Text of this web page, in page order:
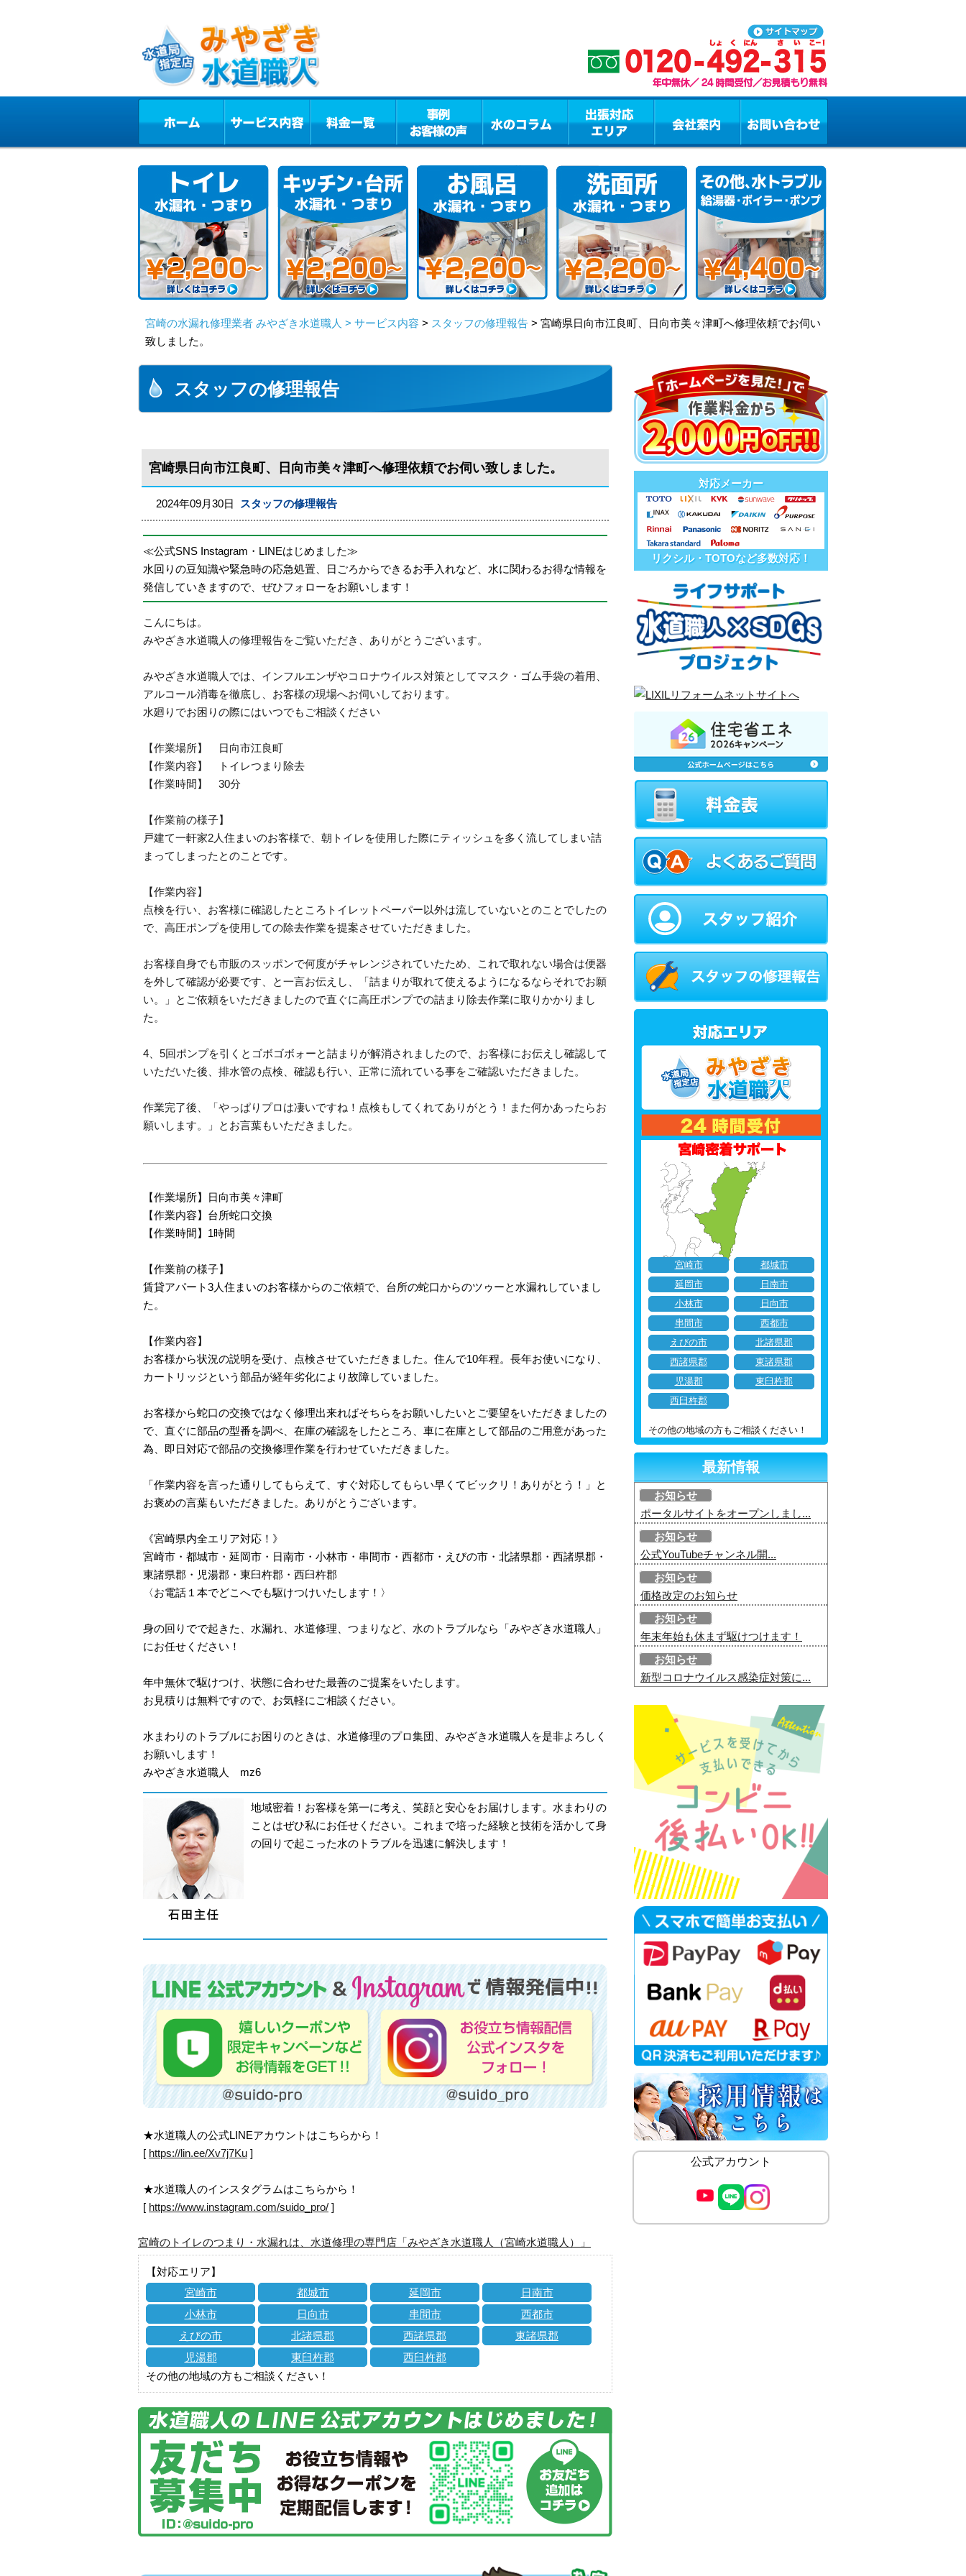
宮崎の水漏れ修理業者 みやざき水道職人 > サービス内容 > スタッフの修理報告 > 宮崎県日向市江良町、日向市美々津町へ修理依頼でお伺い
致しました。
スタッフの修理報告
宮崎県日向市江良町、日向市美々津町へ修理依頼でお伺い致しました。
2024年09月30日 スタッフの修理報告
≪公式SNS Instagram・LINEはじめました≫
水回りの豆知識や緊急時の応急処置、日ごろからできるお手入れなど、水に関わるお得な情報を
発信していきますので、ぜひフォローをお願いします！
こんにちは。
みやざき水道職人の修理報告をご覧いただき、ありがとうございます。
みやざき水道職人では、インフルエンザやコロナウイルス対策としてマスク・ゴム手袋の着用、
アルコール消毒を徹底し、お客様の現場へお伺いしております。
水廻りでお困りの際にはいつでもご相談ください
【作業場所】 日向市江良町
【作業内容】 トイレつまり除去
【作業時間】 30分
【作業前の様子】
戸建て一軒家2人住まいのお客様で、朝トイレを使用した際にティッシュを多く流してしまい詰
まってしまったとのことです。
【作業内容】
点検を行い、お客様に確認したところトイレットペーパー以外は流していないとのことでしたの
で、高圧ポンプを使用しての除去作業を提案させていただきました。
お客様自身でも市販のスッポンで何度がチャレンジされていたため、これで取れない場合は便器
を外して確認が必要です、と一言お伝えし、「詰まりが取れて使えるようになるならそれでお願
い。」とご依頼をいただきましたので直ぐに高圧ポンプでの詰まり除去作業に取りかかりまし
た。
4、5回ポンプを引くとゴボゴボォーと詰まりが解消されましたので、お客様にお伝えし確認して
いただいた後、排水管の点検、確認も行い、正常に流れている事をご確認いただきました。
作業完了後、「やっぱりプロは凄いですね！点検もしてくれてありがとう！また何かあったらお
願いします。」とお言葉もいただきました。
【作業場所】日向市美々津町
【作業内容】台所蛇口交換
【作業時間】1時間
【作業前の様子】
賃貸アパート3人住まいのお客様からのご依頼で、台所の蛇口からのツゥーと水漏れしていまし
た。
【作業内容】
お客様から状況の説明を受け、点検させていただきました。住んで10年程。長年お使いになり、
カートリッジという部品が経年劣化により故障していました。
お客様から蛇口の交換ではなく修理出来ればそちらをお願いしたいとご要望をいただきましたの
で、直ぐに部品の型番を調べ、在庫の確認をしたところ、車に在庫として部品のご用意があった
為、即日対応で部品の交換修理作業を行わせていただきました。
「作業内容を言った通りしてもらえて、すぐ対応してもらい早くてビックリ！ありがとう！」と
お褒めの言葉もいただきました。ありがとうございます。
《宮崎県内全エリア対応！》
宮崎市・都城市・延岡市・日南市・小林市・串間市・西都市・えびの市・北諸県郡・西諸県郡・
東諸県郡・児湯郡・東臼杵郡・西臼杵郡
〈お電話１本でどこへでも駆けつけいたします！〉
身の回りでで起きた、水漏れ、水道修理、つまりなど、水のトラブルなら「みやざき水道職人」
にお任せください！
年中無休で駆けつけ、状態に合わせた最善のご提案をいたします。
お見積りは無料ですので、お気軽にご相談ください。
水まわりのトラブルにお困りのときは、水道修理のプロ集団、みやざき水道職人を是非よろしく
お願いします！
みやざき水道職人 mz6
地域密着！お客様を第一に考え、笑顔と安心をお届けします。水まわりの
ことはぜひ私にお任せください。これまで培った経験と技術を活かして身
の回りで起こった水のトラブルを迅速に解決します！
★水道職人の公式LINEアカウントはこちらから！
[ https://lin.ee/Xv7j7Ku ]
★水道職人のインスタグラムはこちらから！
[ https://www.instagram.com/suido_pro/ ]
宮崎のトイレのつまり・水漏れは、水道修理の専門店「みやざき水道職人（宮崎水道職人）」
【対応エリア】
宮崎市
都城市 延岡市
日南市
小林市
日向市 串間市
西都市
えびの市
北諸県郡 西諸県郡
東諸県郡
児湯郡
東臼杵郡
西臼杵郡
その他の地域の方もご相談ください！
対応メーカー
リクシル・TOTOなど多数対応！
宮崎市
都城市
延岡市
日南市
小林市
日向市
串間市
西都市
えびの市
北諸県郡
西諸県郡
東諸県郡
児湯郡
東臼杵郡
西臼杵郡
その他の地域の方もご相談ください！
最新情報
お知らせ
ポータルサイトをオープンしまし...
お知らせ
公式YouTubeチャンネル開...
お知らせ
価格改定のお知らせ
お知らせ
年末年始も休まず駆けつけます！
お知らせ
新型コロナウイルス感染症対策に...
公式アカウント